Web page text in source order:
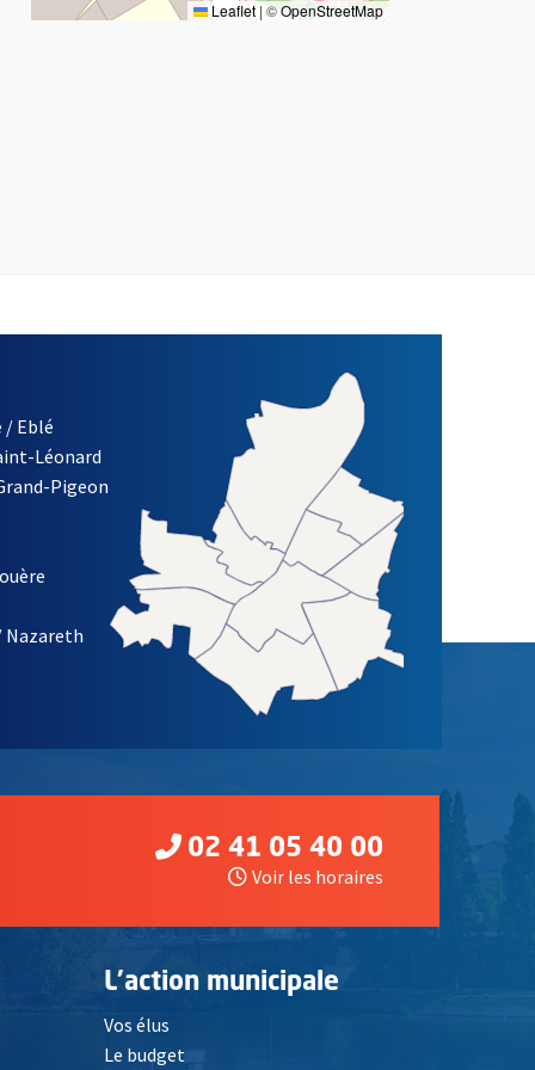
Leaflet | ©OpenStreetMap
D'INFORMATION DE LA VILLE D'ANGERS
/ Eblé
Léonard
Pigeon
Nazareth
02 41 05 40 00
Voir les horaires
L'action municipale
Vos élus
Le budget